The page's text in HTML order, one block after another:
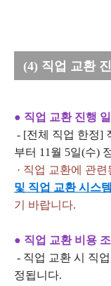
(4) 직업 교환
● 직업 교환 진행
- [전체 직업 한정]
부터 11월 5일(수)
· 직업 교환에 관
및 직업 교환 시스
기 바랍니다.
● 직업 교환 비용
- 직업 교환 시 직
정됩니다.